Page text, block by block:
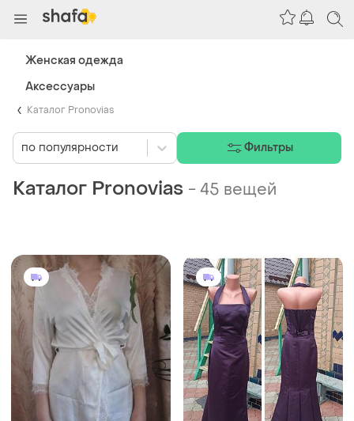
Каталог Pronovias
Каталог Pronovias -45 вещей
по популярности Фильтры
Женская одежда
Аксессуары